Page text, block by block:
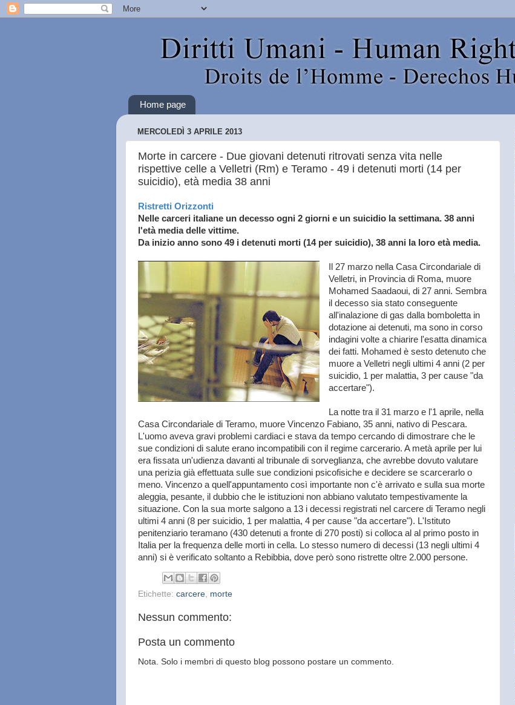
Home page
MERCOLEDÌ 3 APRILE 2013
Morte in carcere - Due giovani detenuti ritrovati senza vita nelle
rispettive celle a Velletri (Rm) e Teramo - 49 i detenuti morti (14 per
suicidio), età media 38 anni
Ristretti Orizzonti
Nelle carceri italiane un decesso ogni 2 giorni e un suicidio la settimana. 38 anni
l'età media delle vittime.
Da inizio anno sono 49 i detenuti morti (14 per suicidio), 38 anni la loro età media.
Il 27 marzo nella Casa Circondariale di
Velletri, in Provincia di Roma, muore
Mohamed Saadaoui, di 27 anni. Sembra
il decesso sia stato conseguente
all'inalazione di gas dalla bomboletta in
dotazione ai detenuti, ma sono in corso
indagini volte a chiarire l'esatta dinamica
dei fatti. Mohamed è sesto detenuto che
muore a Velletri negli ultimi 4 anni (2 per
suicidio, 1 per malattia, 3 per cause "da
accertare").
La notte tra il 31 marzo e l'1 aprile, nella
Casa Circondariale di Teramo, muore Vincenzo Fabiano, 35 anni, nativo di Pescara.
L'uomo aveva gravi problemi cardiaci e stava da tempo cercando di dimostrare che le
sue condizioni di salute erano incompatibili con il regime carcerario. A metà aprile per lui
era fissata un'udienza davanti al tribunale di sorveglianza, che avrebbe dovuto valutare
una perizia già effettuata sulle sue condizioni psicofisiche e decidere se scarcerarlo o
meno. Vincenzo a quell'appuntamento così importante non c'è arrivato e sulla sua morte
aleggia, pesante, il dubbio che le istituzioni non abbiano valutato tempestivamente la
situazione. Con la sua morte salgono a 13 i decessi registrati nel carcere di Teramo negli
ultimi 4 anni (8 per suicidio, 1 per malattia, 4 per cause "da accertare"). L'Istituto
penitenziario teramano (430 detenuti a fronte di 270 posti) si colloca al al primo posto in
Italia per la frequenza delle morti in cella. Lo stesso numero di decessi (13 negli ultimi 4
anni) si è verificato soltanto a Rebibbia, dove però sono ristrette oltre 2.000 persone.
Etichette: carcere morte
Nessun commento:
Posta un commento
Nota. Solo i membri di questo blog possono postare un commento.